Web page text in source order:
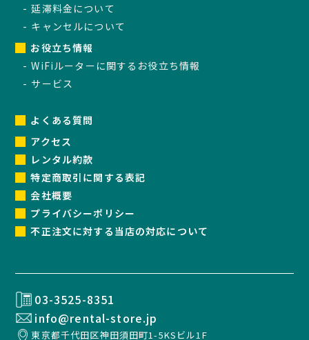
延滞料金について
キャンセルについて
お役立ち情報
WiFiルーターに関するお役立ち情報
サービス
よくある質問
アクセス
レンタル約款
特定商取引に関する表記
会社概要
プライバシーポリシー
不正注文に対する当店の対応について
03-3525-8351
info@rental-store.jp
東京都千代田区神田須田町1-5KSビル1F